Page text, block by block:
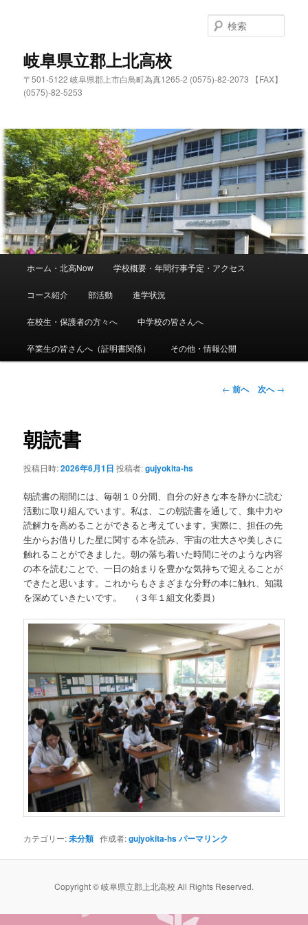
岐阜県立郡上北高校
〒501-5122 岐阜県郡上市白鳥町為真1265-2 (0575)-82-2073 【FAX】
(0575)-82-5253
索
メ
イ
ン
ン
ツ
へ
移
動
ホーム・北高Now 学校概要・年間行事予定・アクセス
コース紹介 部活動 進学状況
在校生・保護者の方々へ 中学校の皆さんへ
卒業生の皆さんへ（証明書関係） その他・情報公開
投
ン
← 前へ 次へ→
朝読書
投稿日時:2026年6月1日 投稿者:gujyokita-hs
朝読書の期間には、毎朝１０分間、自分の好きな本を静かに読む
活動に取り組んでいます。私は、この朝読書を通して、集中力や
読解力を高めることができると考えています。実際に、担任の先
生からお借りした星に関する本を読み、宇宙の壮大さや美しさに
触れることができました。朝の落ち着いた時間にそのような内容
の本を読むことで、一日の始まりを豊かな気持ちで迎えることが
できたと思います。これからもさまざまな分野の本に触れ、知識
を深めていきたいです。 （３年１組文化委員）
カテゴリー:未分類 作成者:gujyokita-hsパーマリンク
Copyright © 岐阜県立郡上北高校 All Rights Reserved.